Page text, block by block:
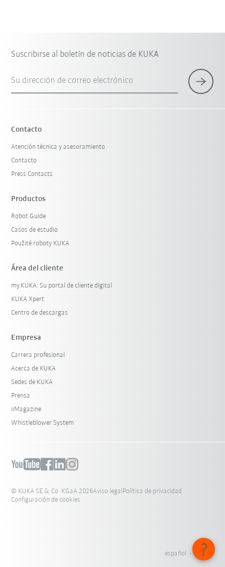
Suscribirse al boletín de noticias de KUKA
Su dirección de correo electrónico
Contacto
Atención técnica y asesoramiento
Contacto
Press Contacts
Productos
Robot Guide
Casos de estudio
Použité roboty KUKA
Área del cliente
my.KUKA: Su portal de cliente digital
KUKA Xpert
Centro de descargas
Empresa
Carrera profesional
Acerca de KUKA
Sedes de KUKA
Prensa
iiMagazine
Whistleblower System
© KUKA SE & Co. KGaA 2026Aviso legalPolítica de privacidad
Configuración de cookies
español - México